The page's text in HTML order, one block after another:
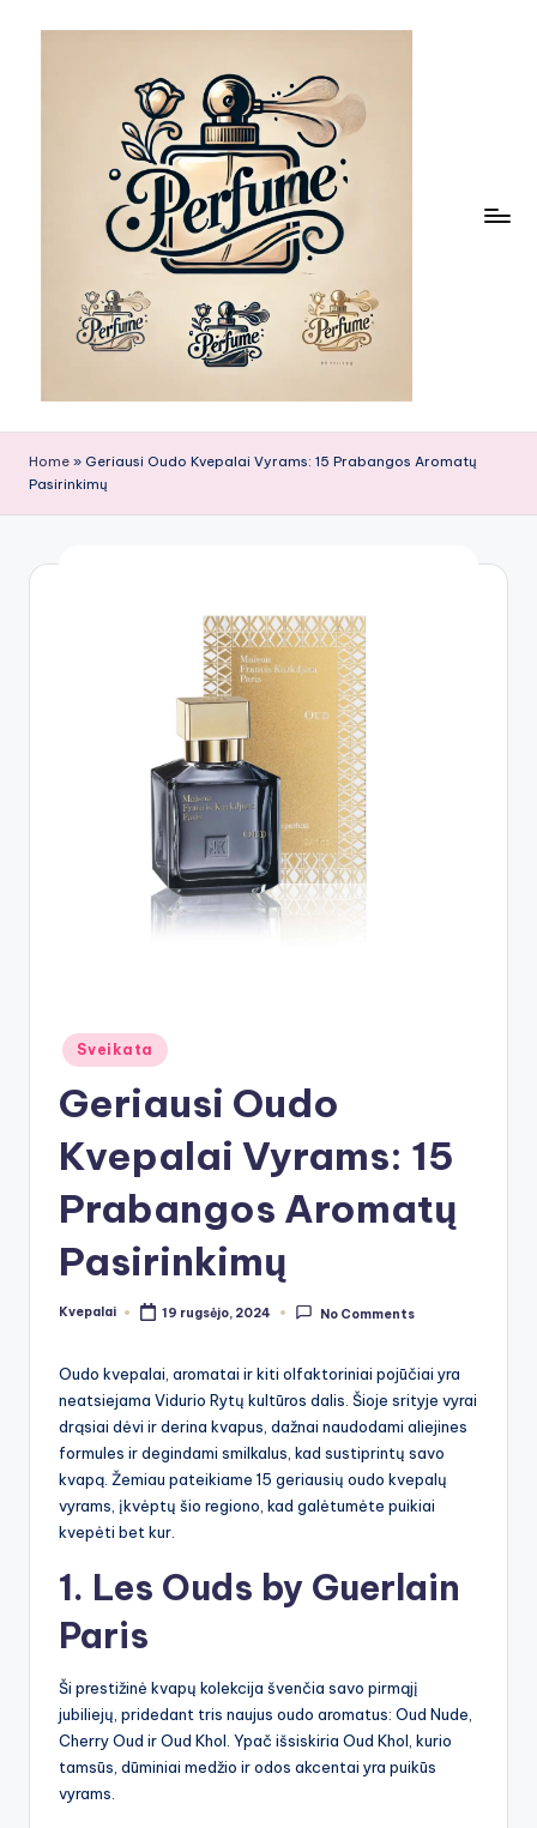
Home » Geriausi Oudo Kvepalai Vyrams: 15 Prabangos Aromatų
Pasirinkimų
Posted
in
Sveikata
Geriausi Oudo
Kvepalai Vyrams: 15
Prabangos Aromatų
Pasirinkimų
Posted
Kvepalai 19 rugsėjo, 2024 No Comments
Oudo kvepalai, aromatai ir kiti olfaktoriniai pojūčiai yra
neatsiejama Vidurio Rytų kultūros dalis. Šioje srityje vyrai
drąsiai dėvi ir derina kvapus, dažnai naudodami aliejines
formules ir degindami smilkalus, kad sustiprintų savo
kvapą. Žemiau pateikiame 15 geriausių oudo kvepalų
vyrams, įkvėptų šio regiono, kad galėtumėte puikiai
kvepėti bet kur.
1. Les Ouds by Guerlain
Paris
Ši prestižinė kvapų kolekcija švenčia savo pirmąjį
jubiliejų, pridedant tris naujus oudo aromatus: Oud Nude,
Cherry Oud ir Oud Khol. Ypač išsiskiria Oud Khol, kurio
tamsūs, dūminiai medžio ir odos akcentai yra puikūs
vyrams.